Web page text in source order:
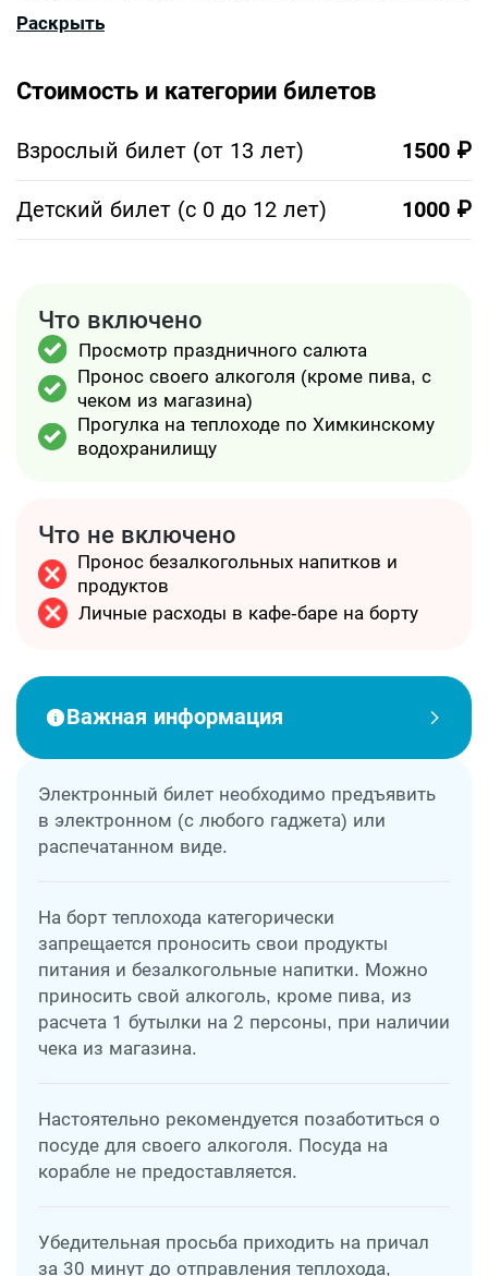
кругу родных и близких. Приглашаем Вас на
речную прогулку, которая станет идеальным
отдохнуть от суеты переполненного города и
теплохода с лучшими видами в столице. Маршрут
живописными московскими
достопримечательностями в подсветке
кондиционер. А в конце маршрута теплоход
подойдет к точке обзора на великолепный салют
Победы. С палубы Вам откроется вид, который
запомнится в памяти надолго!
Раскрыть
Стоимость и категории билетов
Взрослый билет (от 13 лет) 1500 ₽
Детский билет (с 0 до 12 лет) 1000 ₽
Что включено
Просмотр праздничного салюта
Пронос своего алкоголя (кроме пива, с
чеком из магазина)
Прогулка на теплоходе по Химкинскому
водохранилищу
Что не включено
Пронос безалкогольных напитков и
продуктов
Личные расходы в кафе-баре на борту
Важная информация
Электронный билет необходимо предъявить
в электронном (с любого гаджета) или
распечатанном виде.
На борт теплохода категорически
запрещается проносить свои продукты
питания и безалкогольные напитки. Можно
приносить свой алкоголь, кроме пива, из
расчета 1 бутылки на 2 персоны, при наличии
чека из магазина.
Настоятельно рекомендуется позаботиться о
посуде для своего алкоголя. Посуда на
корабле не предоставляется.
Убедительная просьба приходить на причал
за 30 минут до отправления теплохода,